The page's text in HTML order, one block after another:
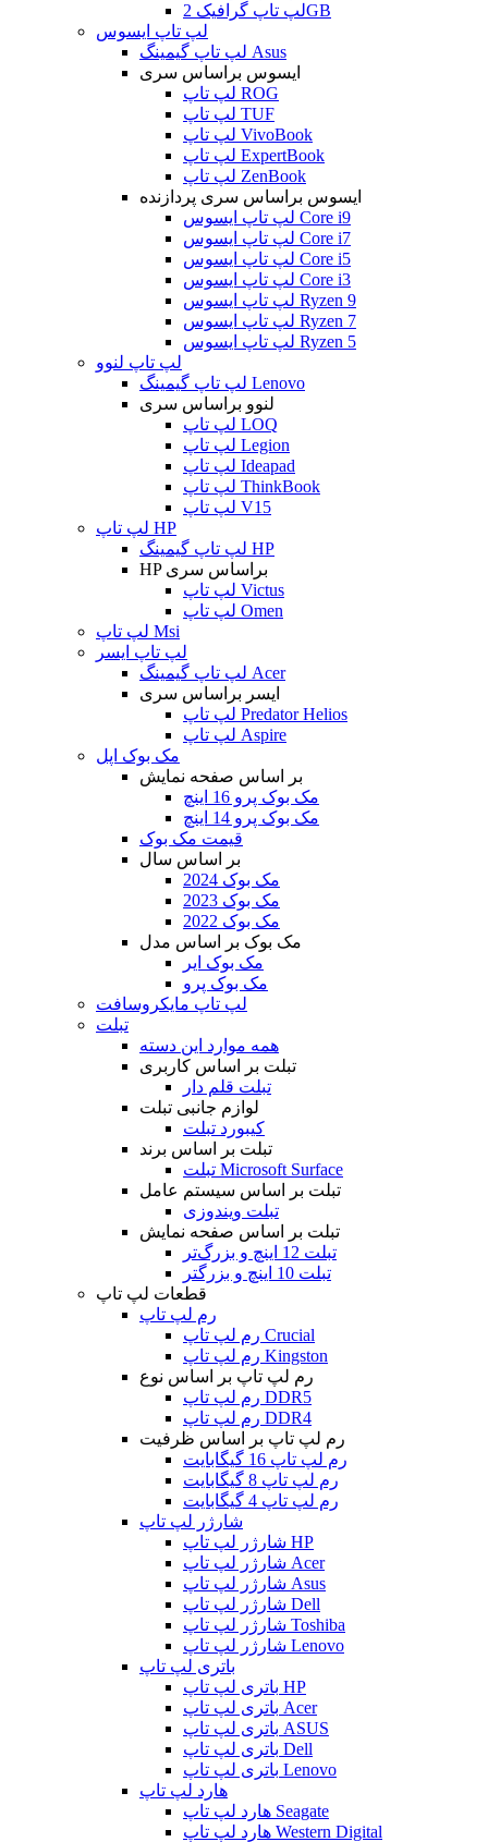
لپ تاپ گرافیک 2GB
لپ تاپ ایسوس
لپ تاپ گیمینگ Asus
ایسوس براساس سری
لپ تاپ ROG
لپ تاپ TUF
لپ تاپ VivoBook
لپ تاپ ExpertBook
لپ تاپ ZenBook
ایسوس براساس سری پردازنده
لپ تاپ ایسوس Core i9
لپ تاپ ایسوس Core i7
لپ تاپ ایسوس Core i5
لپ تاپ ایسوس Core i3
لپ تاپ ایسوس Ryzen 9
لپ تاپ ایسوس Ryzen 7
لپ تاپ ایسوس Ryzen 5
لپ تاپ لنوو
لپ تاپ گیمینگ Lenovo
لنوو براساس سری
لپ تاپ LOQ
لپ تاپ Legion
لپ تاپ Ideapad
لپ تاپ ThinkBook
لپ تاپ V15
لپ تاپ HP
لپ تاپ گیمینگ HP
HP براساس سری
لپ تاپ Victus
لپ تاپ Omen
لپ تاپ Msi
لپ تاپ ایسر
لپ تاپ گیمینگ Acer
ایسر براساس سری
لپ تاپ Predator Helios
لپ تاپ Aspire
مک بوک اپل
بر اساس صفحه نمایش
مک بوک پرو 16 اینچ
مک بوک پرو 14 اینچ
قیمت مک بوک
بر اساس سال
مک بوک 2024
مک بوک 2023
مک بوک 2022
مک بوک بر اساس مدل
مک بوک ایر
مک بوک پرو
لپ تاپ مایکروسافت
تبلت
همه موارد این دسته
تبلت بر اساس کاربری
تبلت قلم دار
لوازم جانبی تبلت
کیبورد تبلت
تبلت بر اساس برند
تبلت Microsoft Surface
تبلت بر اساس سیستم عامل
تبلت ویندوزی
تبلت بر اساس صفحه نمایش
تبلت 12 اینچ و بزرگ‌تر
تبلت 10 اینچ و بزرگتر
قطعات لپ تاپ
رم لپ تاپ
رم لپ تاپ Crucial
رم لپ تاپ Kingston
رم لپ تاپ بر اساس نوع
رم لپ تاپ DDR5
رم لپ تاپ DDR4
رم لپ تاپ بر اساس ظرفیت
رم لپ تاپ 16 گیگابایت
رم لپ تاپ 8 گیگابایت
رم لپ تاپ 4 گیگابایت
شارژر لپ تاپ
شارژر لپ تاپ HP
شارژر لپ تاپ Acer
شارژر لپ تاپ Asus
شارژر لپ تاپ Dell
شارژر لپ تاپ Toshiba
شارژر لپ تاپ Lenovo
باتری لپ تاپ
باتری لپ تاپ HP
باتری لپ تاپ Acer
باتری لپ تاپ ASUS
باتری لپ تاپ Dell
باتری لپ تاپ Lenovo
هارد لپ تاپ
هارد لپ تاپ Seagate
هارد لپ تاپ Western Digital